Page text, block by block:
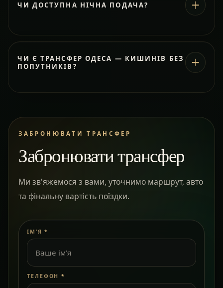
ЧИ ДОСТУПНА НІЧНА ПОДАЧА?
ЧИ Є ТРАНСФЕР ОДЕСА — КИШИНІВ БЕЗ
ПОПУТНИКІВ?
ЗАБРОНЮВАТИ ТРАНСФЕР
Забронювати трансфер
Ми зв'яжемося з вами, уточнимо маршрут, авто
та фінальну вартість поїздки.
ІМ’Я *
ТЕЛЕФОН *